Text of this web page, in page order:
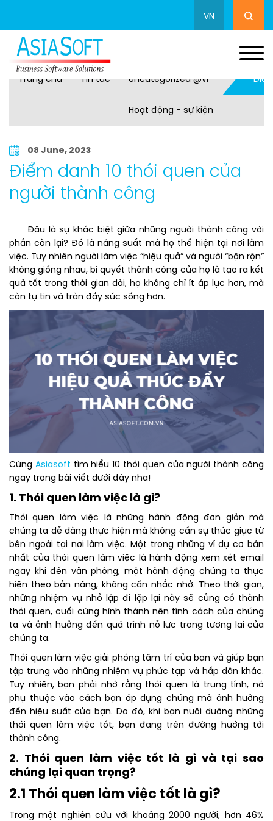
VN
Trang chủ Tin tức Uncategorized @vi
Hoạt động - sự kiện
08 June, 2023
Điểm danh 10 thói quen của
người thành công
Đâu là sự khác biệt giữa những người thành công với
phần còn lại? Đó là năng suất mà họ thể hiện tại nơi làm
việc. Tuy nhiên người làm việc “hiệu quả” và người “bận rộn”
không giống nhau, bí quyết thành công của họ là tạo ra kết
quả tốt trong thời gian dài, họ không chỉ ít áp lực hơn, mà
còn tự tin và tràn đầy sức sống hơn.
Cùng Asiasoft tìm hiểu 10 thói quen của người thành công
ngay trong bài viết dưới đây nha!
1. Thói quen làm việc là gì?
Thói quen làm việc là những hành động đơn giản mà
chúng ta dễ dàng thực hiện mà không cần sự thúc giục từ
bên ngoài tại nơi làm việc. Một trong những ví dụ cơ bản
nhất của thói quen làm việc là hành động xem xét email
ngay khi đến văn phòng, một hành động chúng ta thực
hiện theo bản năng, không cần nhắc nhở. Theo thời gian,
những nhiệm vụ nhỏ lặp đi lặp lại này sẽ củng cố thành
thói quen, cuối cùng hình thành nên tính cách của chúng
ta và ảnh hưởng đến quá trình nỗ lực trong tương lai của
chúng ta.
Thói quen làm việc giải phóng tâm trí của bạn và giúp bạn
tập trung vào những nhiệm vụ phức tạp và hấp dẫn khác.
Tuy nhiên, bạn phải nhớ rằng thói quen là trung tính, nó
phụ thuộc vào cách bạn áp dụng chúng mà ảnh hưởng
đến hiệu suất của bạn. Do đó, khi bạn nuôi dưỡng những
thói quen làm việc tốt, bạn đang trên đường hướng tới
thành công.
2. Thói quen làm việc tốt là gì và tại sao
chúng lại quan trọng?
2.1 Thói quen làm việc tốt là gì?
Trong một nghiên cứu với khoảng 2000 người, hơn 46%